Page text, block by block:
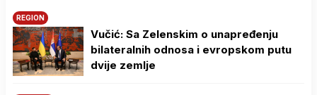
REGION
Vučić: Sa Zelenskim o unapređenju
bilateralnih odnosa i evropskom putu
dvije zemlje